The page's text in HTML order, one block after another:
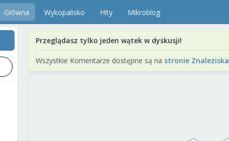
Główna Wykopalisko Hity Mikroblog
Przeglądasz tylko jeden wątek w dyskusji!
Wszystkie Komentarze dostępne są na stronie Znaleziska